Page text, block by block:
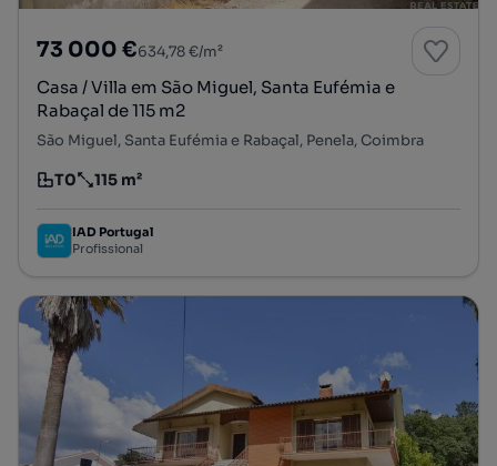
73 000 €634,78 €/m²
Casa / Villa em São Miguel, Santa Eufémia e
Rabaçal de 115 m2
São Miguel, Santa Eufémia e Rabaçal, Penela, Coimbra
Tipologia
T0
Preço por metro quadrado
115 m²
IAD Portugal
Profissional